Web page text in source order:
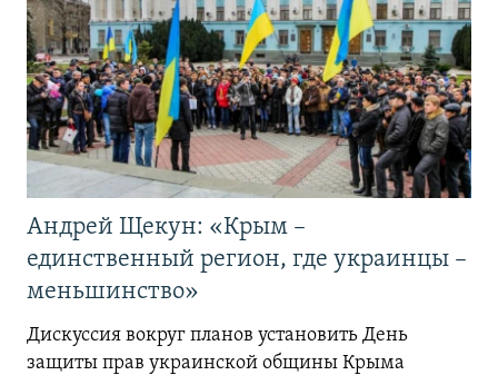
Андрей Щекун: «Крым –
единственный регион, где украинцы –
меньшинство»
Дискуссия вокруг планов установить День
защиты прав украинской общины Крыма